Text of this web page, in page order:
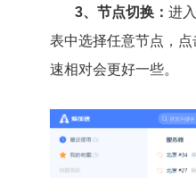
3、节点切换： 进
表中选择任意节点，点
速相对会更好一些。